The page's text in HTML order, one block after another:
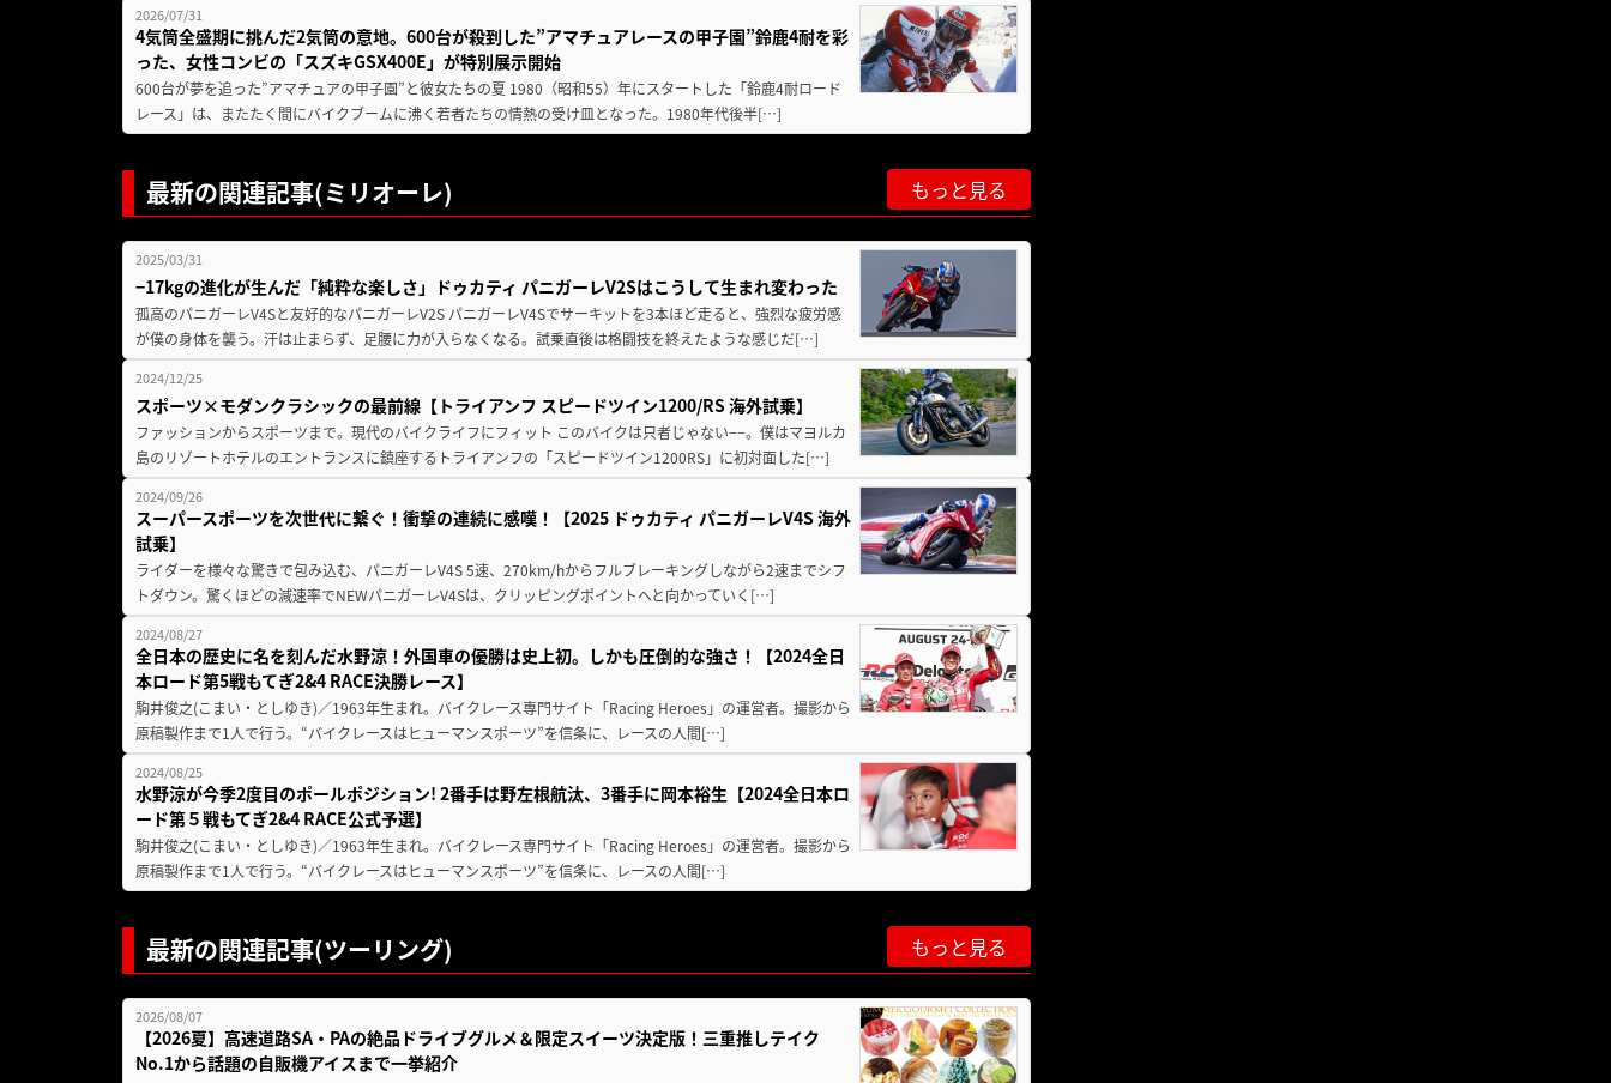
2026/07/31
4気筒全盛期に挑んだ2気筒の意地。600台が殺到した”アマチュアレースの甲子園”鈴鹿4耐を彩
った、女性コンビの「スズキGSX400E」が特別展示開始
600台が夢を追った”アマチュアの甲子園”と彼女たちの夏 1980（昭和55）年にスタートした「鈴鹿4耐ロード
レース」は、またたく間にバイクブームに沸く若者たちの情熱の受け皿となった。1980年代後半[…]
最新の関連記事(ミリオーレ) もっと見る
2025/03/31
−17kgの進化が生んだ「純粋な楽しさ」ドゥカティ パニガーレV2Sはこうして生まれ変わった
孤高のパニガーレV4Sと友好的なパニガーレV2S パニガーレV4Sでサーキットを3本ほど走ると、強烈な疲労感
が僕の身体を襲う。汗は止まらず、足腰に力が入らなくなる。試乗直後は格闘技を終えたような感じだ[…]
2024/12/25
スポーツ×モダンクラシックの最前線【トライアンフ スピードツイン1200/RS 海外試乗】
ファッションからスポーツまで。現代のバイクライフにフィット このバイクは只者じゃない−−。僕はマヨルカ
島のリゾートホテルのエントランスに鎮座するトライアンフの「スピードツイン1200RS」に初対面した[…]
2024/09/26
スーパースポーツを次世代に繋ぐ！衝撃の連続に感嘆！【2025 ドゥカティ パニガーレV4S 海外
試乗】
ライダーを様々な驚きで包み込む、パニガーレV4S 5速、270km/hからフルブレーキングしながら2速までシフ
トダウン。驚くほどの減速率でNEWパニガーレV4Sは、クリッピングポイントへと向かっていく[…]
2024/08/27
全日本の歴史に名を刻んだ水野涼！外国車の優勝は史上初。しかも圧倒的な強さ！【2024全日
本ロード第5戦もてぎ2&4 RACE決勝レース】
駒井俊之(こまい・としゆき)／1963年生まれ。バイクレース専門サイト「Racing Heroes」の運営者。撮影から
原稿製作まで1人で行う。“バイクレースはヒューマンスポーツ”を信条に、レースの人間[…]
2024/08/25
水野涼が今季2度目のポールポジション! 2番手は野左根航汰、3番手に岡本裕生【2024全日本ロ
ード第５戦もてぎ2&4 RACE公式予選】
駒井俊之(こまい・としゆき)／1963年生まれ。バイクレース専門サイト「Racing Heroes」の運営者。撮影から
原稿製作まで1人で行う。“バイクレースはヒューマンスポーツ”を信条に、レースの人間[…]
最新の関連記事(ツーリング) もっと見る
2026/08/07
【2026夏】高速道路SA・PAの絶品ドライブグルメ＆限定スイーツ決定版！三重推しテイク
No.1から話題の自販機アイスまで一挙紹介